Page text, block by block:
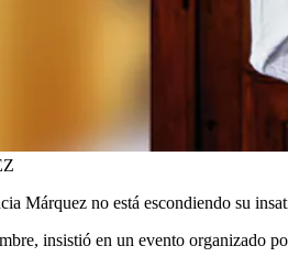
Márquez no está escondiendo su
insistió en un evento organizado